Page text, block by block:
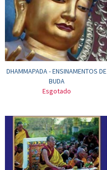
DHAMMAPADA - ENSINAMENTOS DE
BUDA
Esgotado